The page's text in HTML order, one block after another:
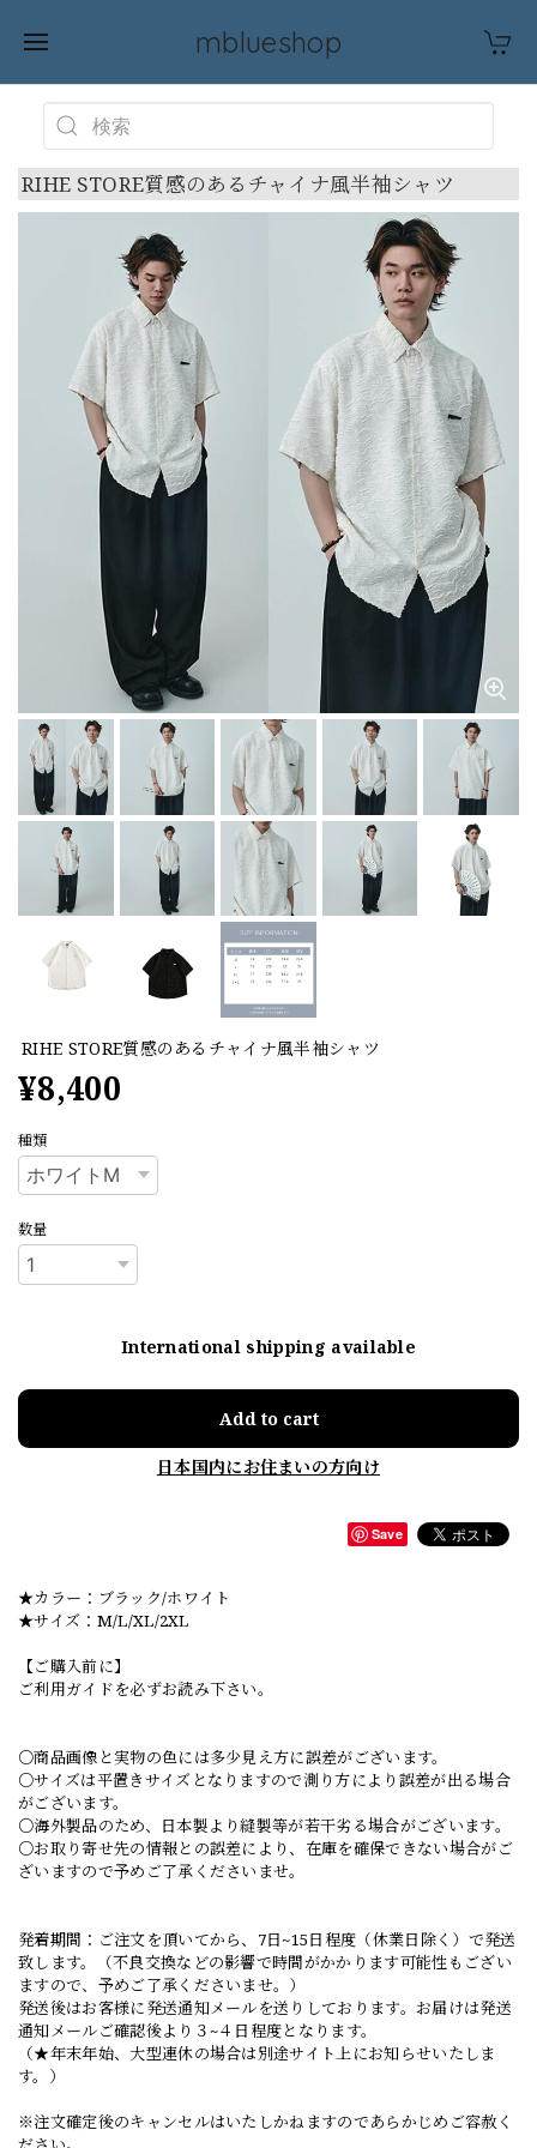
mblueshop
RIHE STORE質感のあるチャイナ風半袖シャツ
RIHE STORE質感のあるチャイナ風半袖シャツ
¥8,400
種類
数量
International shipping available
Add to cart
日本国内にお住まいの方向け
Save
★カラー：ブラック/ホワイト
★サイズ：M/L/XL/2XL
【ご購入前に】
ご利用ガイドを必ずお読み下さい。
○商品画像と実物の色には多少見え方に誤差がございます。
○サイズは平置きサイズとなりますので測り方により誤差が出る場合
がございます。
○海外製品のため、日本製より縫製等が若干劣る場合がございます。
○お取り寄せ先の情報との誤差により、在庫を確保できない場合がご
ざいますので予めご了承くださいませ。
発着期間：ご注文を頂いてから、7日~15日程度（休業日除く）で発送
致します。（不良交換などの影響で時間がかかります可能性もござい
ますので、予めご了承くださいませ。）
発送後はお客様に発送通知メールを送りしております。お届けは発送
通知メールご確認後より３~４日程度となります。
（★年末年始、大型連休の場合は別途サイト上にお知らせいたしま
す。）
※注文確定後のキャンセルはいたしかねますのであらかじめご容赦く